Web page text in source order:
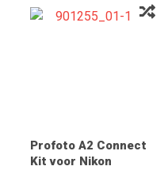
Profoto A2 Connect
Kit voor Nikon